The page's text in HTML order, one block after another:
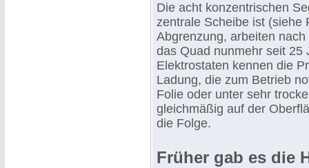
Die acht konzentrischen
zentrale Scheibe ist (siehe
Abgrenzung, arbeiten
das Quad nunmehr seit 25
Elektrostaten kennen die
Ladung, die zum Betrieb
Folie oder unter sehr
gleichmäßig auf der
die Folge.
Früher gab es die